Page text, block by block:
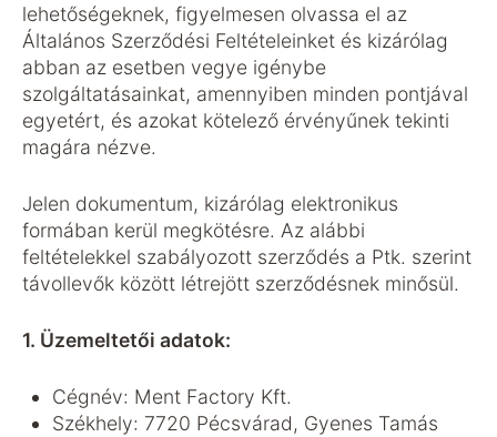
lehetőségeknek, figyelmesen olvassa el az
Általános Szerződési Feltételeinket és kizárólag
abban az esetben vegye igénybe
szolgáltatásainkat, amennyiben minden pontjával
egyetért, és azokat kötelező érvényűnek tekinti
magára nézve.
Jelen dokumentum, kizárólag elektronikus
formában kerül megkötésre. Az alábbi
feltételekkel szabályozott szerződés a Ptk. szerint
távollevők között létrejött szerződésnek minősül.
1. Üzemeltetői adatok:
Cégnév: Ment Factory Kft.
Székhely: 7720 Pécsvárad, Gyenes Tamás